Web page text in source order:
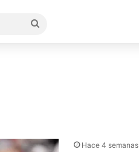
sobre
Hace 4 semanas